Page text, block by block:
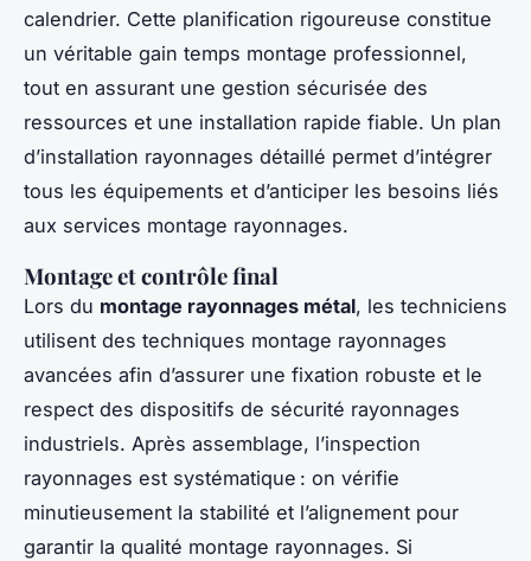
calendrier. Cette planification rigoureuse constitue
un véritable gain temps montage professionnel,
tout en assurant une gestion sécurisée des
ressources et une installation rapide fiable. Un plan
d’installation rayonnages détaillé permet d’intégrer
tous les équipements et d’anticiper les besoins liés
aux services montage rayonnages.
Montage et contrôle final
Lors du montage rayonnages métal, les techniciens
utilisent des techniques montage rayonnages
avancées afin d’assurer une fixation robuste et le
respect des dispositifs de sécurité rayonnages
industriels. Après assemblage, l’inspection
rayonnages est systématique : on vérifie
minutieusement la stabilité et l’alignement pour
garantir la qualité montage rayonnages. Si